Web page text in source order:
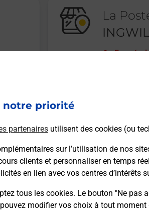
notre priorité
partenaires utilisent des cookies (ou
sur l’utilisation de nos
clients et personnaliser en temps
en lien avec vos centres d’intérêts
tous les cookies. Le bouton "Ne
modifier vos choix à tout
La
Fermé-